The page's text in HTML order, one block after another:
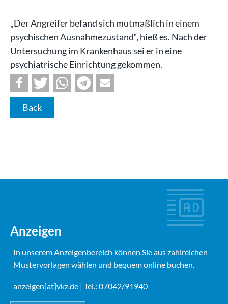
„Der Angreifer befand sich mutmaßlich in einem
psychischen Ausnahmezustand“, hieß es. Nach der
Untersuchung im Krankenhaus sei er in eine
psychiatrische Einrichtung gekommen.
Back
Anzeigen
In unserem Anzeigenbereich können Sie aus zahlreichen
Mustervorlagen wählen und bequem online buchen.
anzeigen[at]vkz.de | Tel.: 07042/91940